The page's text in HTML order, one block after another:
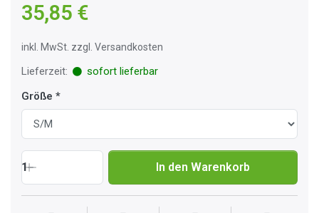
35,85 €
inkl. MwSt. zzgl. Versandkosten
Lieferzeit:
sofort lieferbar
Größe
1 In den Warenkorb